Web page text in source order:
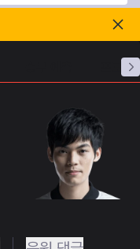
프로빌